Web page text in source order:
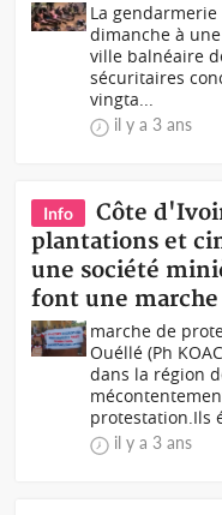
La
dimanche à
ville balnéaire
sécuritaires
vingta...
il y a 3 ans
Info
Côte
plantations et
une société
font une
marche de
Ouéllé (Ph
dans la région
protestation.Ils
il y a 3 ans